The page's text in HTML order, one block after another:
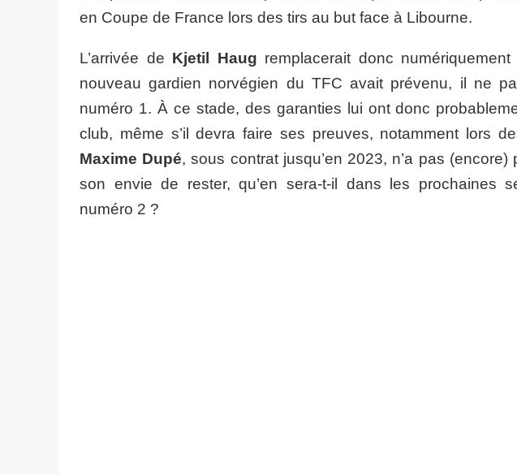
en Coupe de France lors des tirs au but face à Libourne.
L’arrivée de Kjetil Haug remplacerait donc
nouveau gardien norvégien du TFC avait prévenu, il ne
numéro 1. À ce stade, des garanties lui ont donc
club, même s’il devra faire ses preuves, notamment lors
Maxime Dupé, sous contrat jusqu’en 2023, n’a pas
son envie de rester, qu’en sera-t-il dans les prochaines
numéro 2 ?